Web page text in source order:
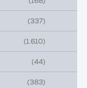
(337)
(1.610)
(44)
(383)